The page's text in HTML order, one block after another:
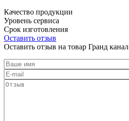
Качество продукции
Уровень сервиса
Срок изготовления
Оставить отзыв
Оставить отзыв на товар Гранд канал